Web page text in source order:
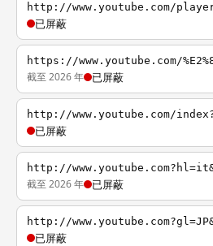
http://www.youtube.com/
已屏蔽
https://www.youtube.com/
截至 2026 年 已屏蔽
http://www.youtube.com/
已屏蔽
http://
截至 2026 年 已屏蔽
http://
已屏蔽